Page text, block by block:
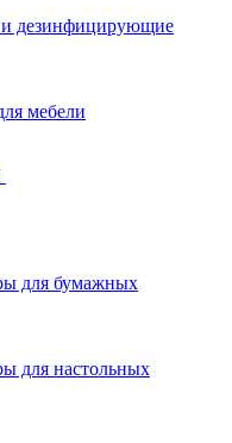
дезинфицирующие
мебели
для бумажных
для настольных